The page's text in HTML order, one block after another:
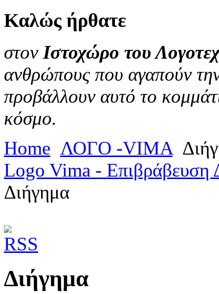
Καλώς ήρθατε
στον Ιστοχώρο του
ανθρώπους που αγαπούν
προβάλλουν αυτό το
κόσμο.
Home ΛΟΓΟ -VIMA
Logo Vima - Επιβράβευση
Διήγημα
Διήγημα